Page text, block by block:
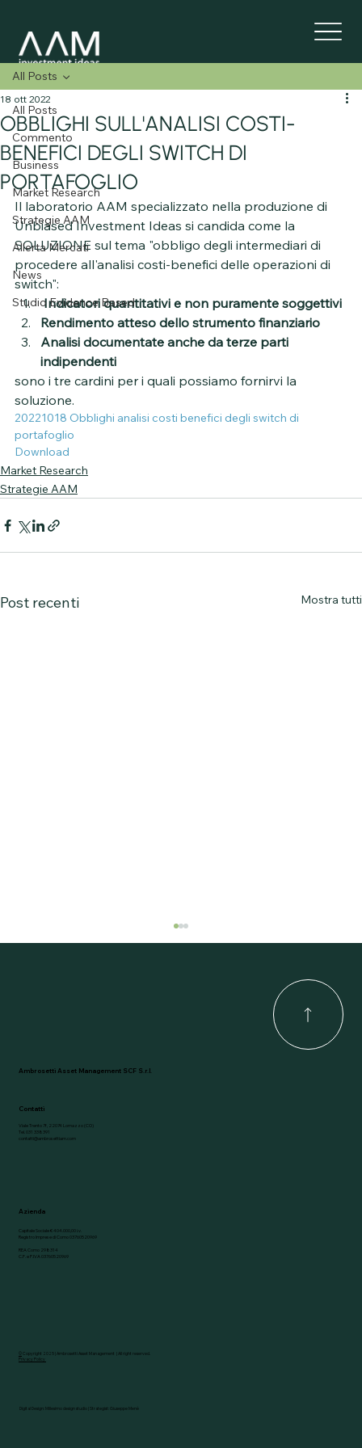
All Posts
Commento
Business
Market Research
Strategie AAM
Allerta Mercati
News
Studio Evidence Based
All Posts
OBBLIGHI SULL'ANALISI COSTI-
BENEFICI DEGLI SWITCH DI
PORTAFOGLIO
18 ott 2022
Il laboratorio AAM specializzato nella produzione di
Unbiased Investment Ideas si candida come la
SOLUZIONE sul tema "obbligo degli intermediari di
procedere all'analisi costi-benefici delle operazioni di
switch":
Indicatori quantitativi e non puramente soggettivi
Rendimento atteso dello strumento finanziario
Analisi documentate anche da terze parti
indipendenti
sono i tre cardini per i quali possiamo fornirvi la
soluzione.
20221018 Obblighi analisi costi benefici degli switch di
portafoglio
Download
Market Research
Strategie AAM
Post recenti Mostra tutti
Ambrosetti Asset Management SCF S.r.l.
Contatti
Viale Trento 7f, 22074 Lomazzo (CO)
Tel. 031 338391
contatti@ambrosettiam.com
Azienda
Capitale Sociale € 404.000,00 i.v.
Registro Imprese di Como 03760520969
REA Como 298314
C.F. e P.IVA 03760520969
Copyright 2025 | Ambrosetti Asset Management | All right reserved.
Privacy Policy
Digital Design: Millesimo design studio | Strategist: Giuseppe Menè